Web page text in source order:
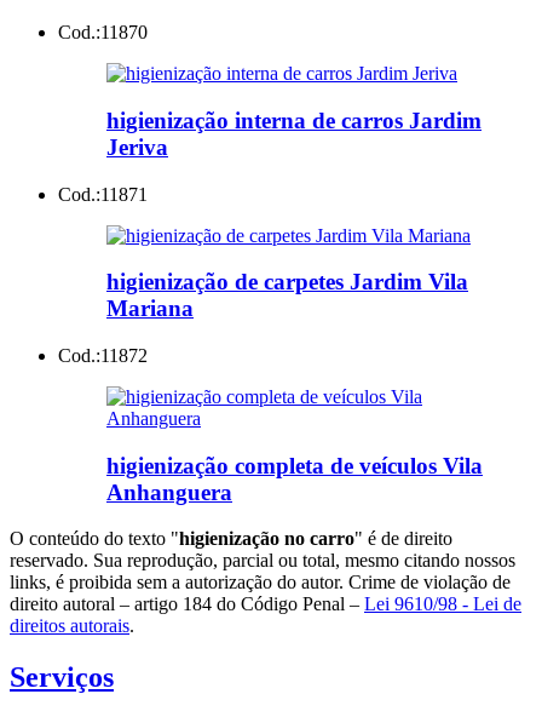
Cod.:11870
higienização interna de carros Jardim
Jeriva
Cod.:11871
higienização de carpetes Jardim Vila
Mariana
Cod.:11872
higienização completa de veículos Vila
Anhanguera
O conteúdo do texto "higienização no carro" é de direito
reservado. Sua reprodução, parcial ou total, mesmo citando nossos
links, é proibida sem a autorização do autor. Crime de violação de
direito autoral – artigo 184 do Código Penal – Lei 9610/98 - Lei de
direitos autorais.
Serviços